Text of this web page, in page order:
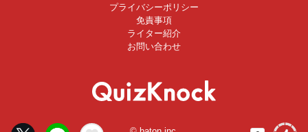
プライバシーポリシー
免責事項
ライター紹介
お問い合わせ